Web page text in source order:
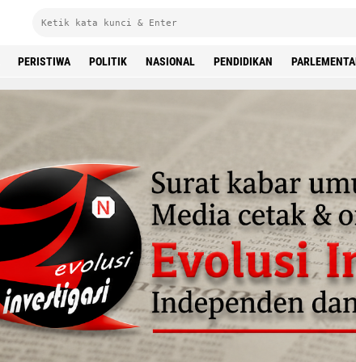
PERISTIWA POLITIK NASIONAL PENDIDIKAN
'Advertisement'